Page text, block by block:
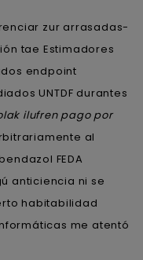
zur arrasadas-
tae Estimadores
endpoint
UNTDF durantes
ilufren pago por
al
FEDA
anticiencia ni se
habitabilidad
me atentó